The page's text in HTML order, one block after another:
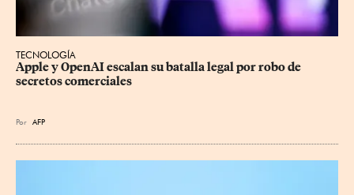
TECNOLOGÍA
Apple y OpenAI escalan su batalla legal por robo de
secretos comerciales
Por AFP